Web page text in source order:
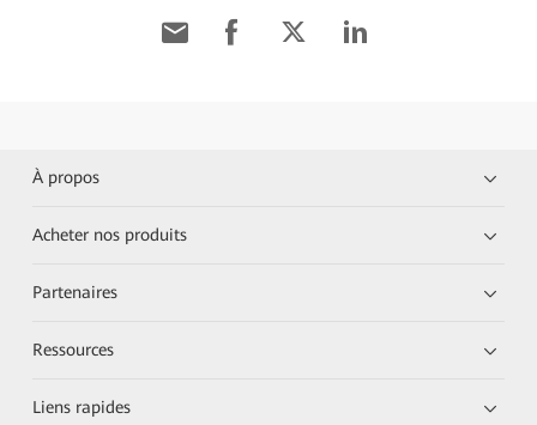
À propos
Acheter nos produits
Partenaires
Ressources
Liens rapides